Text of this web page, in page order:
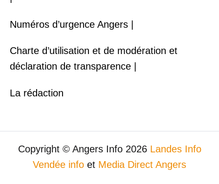
Numéros d’urgence Angers |
Charte d’utilisation et de modération et
déclaration de transparence |
La rédaction
Copyright © Angers Info 2026 Landes Info
Vendée info et Media Direct Angers